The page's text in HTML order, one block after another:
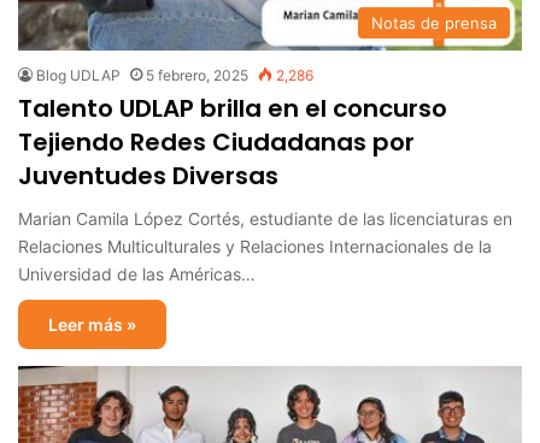
Notas de prensa
Blog UDLAP 5 febrero, 2025 2,286
Talento UDLAP brilla en el concurso
Tejiendo Redes Ciudadanas por
Juventudes Diversas
Marian Camila López Cortés, estudiante de las licenciaturas en
Relaciones Multiculturales y Relaciones Internacionales de la
Universidad de las Américas…
Leer más »